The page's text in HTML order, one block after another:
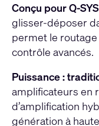
Conçu pour Q-SYS
glisser-déposer
permet le
contrôle avancés.
Puissance :
amplificateurs en
d’amplification
génération à